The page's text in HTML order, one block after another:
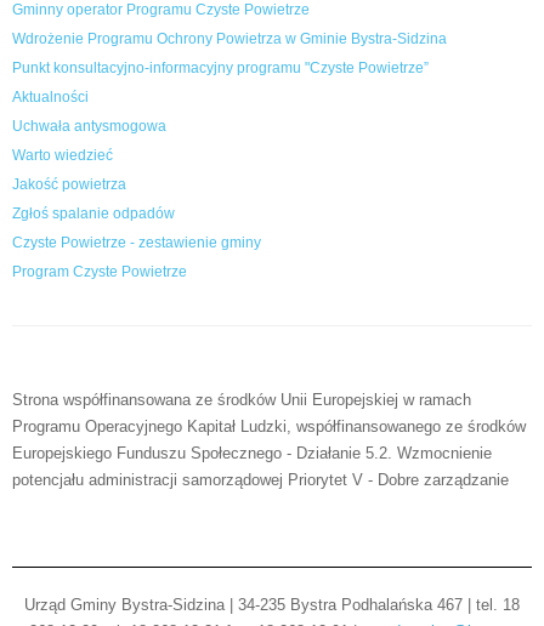
Gminny operator Programu Czyste Powietrze
Wdrożenie Programu Ochrony Powietrza w Gminie Bystra-Sidzina
Punkt konsultacyjno-informacyjny programu "Czyste Powietrze”
Aktualności
Uchwała antysmogowa
Warto wiedzieć
Jakość powietrza
Zgłoś spalanie odpadów
Czyste Powietrze - zestawienie gminy
Program Czyste Powietrze
Strona współfinansowana ze środków Unii Europejskiej w ramach
Programu Operacyjnego Kapitał Ludzki, współfinansowanego ze środków
Europejskiego Funduszu Społecznego - Działanie 5.2. Wzmocnienie
potencjału administracji samorządowej Priorytet V - Dobre zarządzanie
Urząd Gminy Bystra-Sidzina | 34-235 Bystra Podhalańska 467 | tel. 18